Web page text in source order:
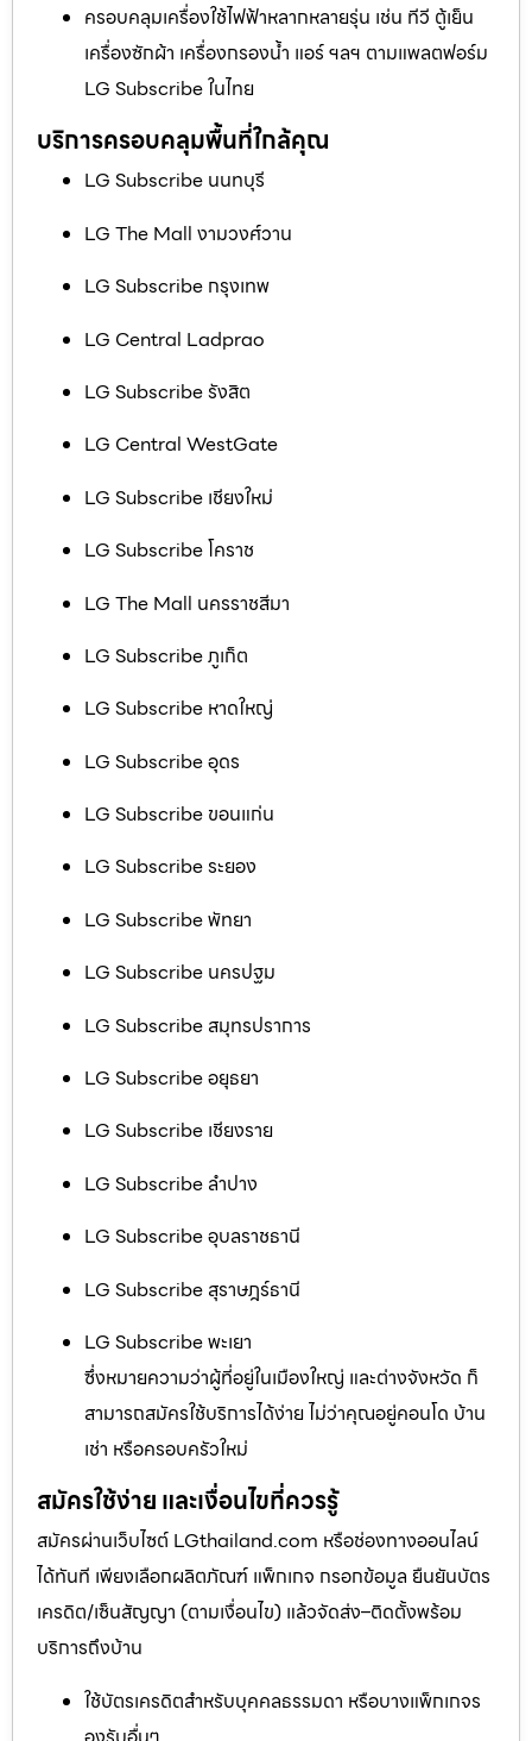
ครอบคลุมเครื่องใช้ไฟฟ้าหลากหลายรุ่น เช่น ทีวี ตู้เย็น
เครื่องซักผ้า เครื่องกรองน้ำ แอร์ ฯลฯ ตามแพลตฟอร์ม
LG Subscribe ในไทย
บริการครอบคลุมพื้นที่ใกล้คุณ
LG Subscribe นนทบุรี
LG The Mall งามวงศ์วาน
LG Subscribe กรุงเทพ
LG Central Ladprao
LG Subscribe รังสิต
LG Central WestGate
LG Subscribe เชียงใหม่
LG Subscribe โคราช
LG The Mall นครราชสีมา
LG Subscribe ภูเก็ต
LG Subscribe หาดใหญ่
LG Subscribe อุดร
LG Subscribe ขอนแก่น
LG Subscribe ระยอง
LG Subscribe พัทยา
LG Subscribe นครปฐม
LG Subscribe สมุทรปราการ
LG Subscribe อยุธยา
LG Subscribe เชียงราย
LG Subscribe ลำปาง
LG Subscribe อุบลราชธานี
LG Subscribe สุราษฎร์ธานี
LG Subscribe พะเยา
ซึ่งหมายความว่าผู้ที่อยู่ในเมืองใหญ่ และต่างจังหวัด ก็
สามารถสมัครใช้บริการได้ง่าย ไม่ว่าคุณอยู่คอนโด บ้าน
เช่า หรือครอบครัวใหม่
สมัครใช้ง่าย และเงื่อนไขที่ควรรู้
สมัครผ่านเว็บไซต์ LGthailand.com หรือช่องทางออนไลน์
ได้ทันที เพียงเลือกผลิตภัณฑ์ แพ็กเกจ กรอกข้อมูล ยืนยันบัตร
เครดิต/เซ็นสัญญา (ตามเงื่อนไข) แล้วจัดส่ง–ติดตั้งพร้อม
บริการถึงบ้าน
ใช้บัตรเครดิตสำหรับบุคคลธรรมดา หรือบางแพ็กเกจร